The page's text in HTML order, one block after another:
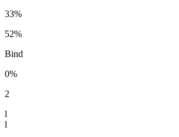
33%
52%
Bind
0%
2
l
l